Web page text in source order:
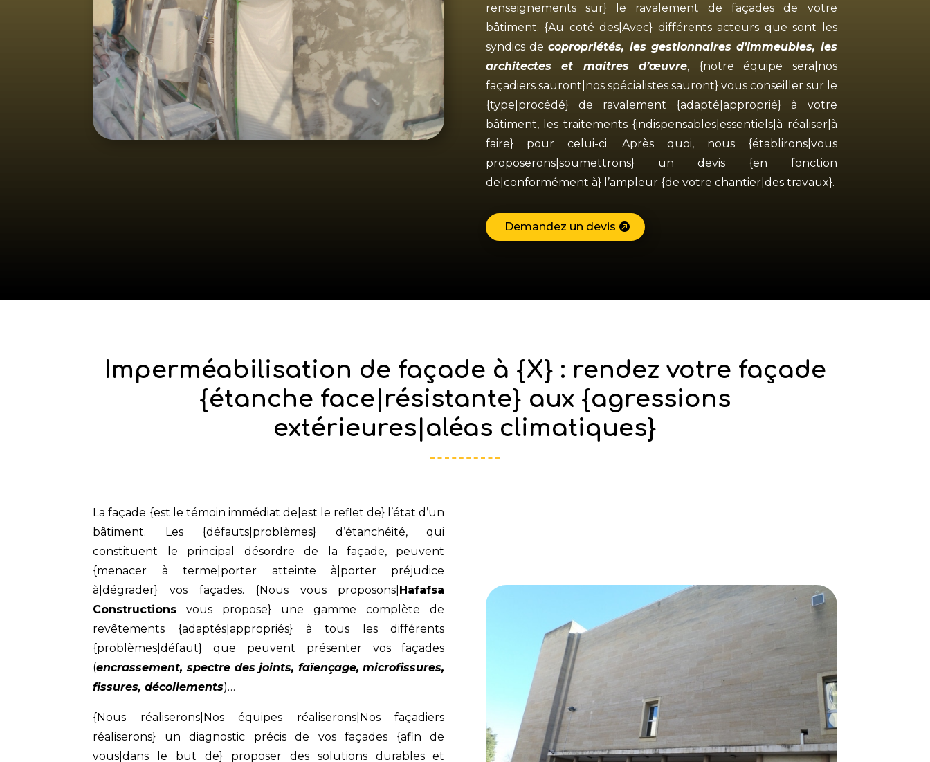
renseignements sur} le ravalement de façades de votre
bâtiment. {Au coté des|Avec} différents acteurs que sont les
syndics decopropriétés, les gestionnaires d’immeubles, les
architectes et maitres d’œuvre, {notre équipe sera|nos
façadiers sauront|nos spécialistes sauront} vous conseiller sur le
{type|procédé} de ravalement {adapté|approprié} à votre
bâtiment, les traitements {indispensables|essentiels|à réaliser|à
faire} pour celui-ci. Après quoi, nous {établirons|vous
proposerons|soumettrons} un devis {en fonction
de|conformément à} l’ampleur {de votre chantier|des travaux}.
Demandez un devis
Imperméabilisation de façade à {X} : rendez votre façade
{étanche face|résistante} aux {agressions
extérieures|aléas climatiques}
La façade {est le témoin immédiat de|est le reflet de} l’état d’un
bâtiment. Les {défauts|problèmes} d’étanchéité, qui
constituent le principal désordre de la façade, peuvent
{menacer à terme|porter atteinte à|porter préjudice
à|dégrader} vos façades. {Nous vous proposons| Hafafsa
Constructions vous propose} une gamme complète de
revêtements {adaptés|appropriés} à tous les différents
{problèmes|défaut} que peuvent présenter vos façades
(encrassement, spectre des joints, faïençage, microfissures,
fissures, décollements)…
{Nous réaliserons|Nos équipes réaliserons|Nos façadiers
réaliserons} un diagnostic précis de vos façades {afin de
vous|dans le but de} proposer des solutions durables et